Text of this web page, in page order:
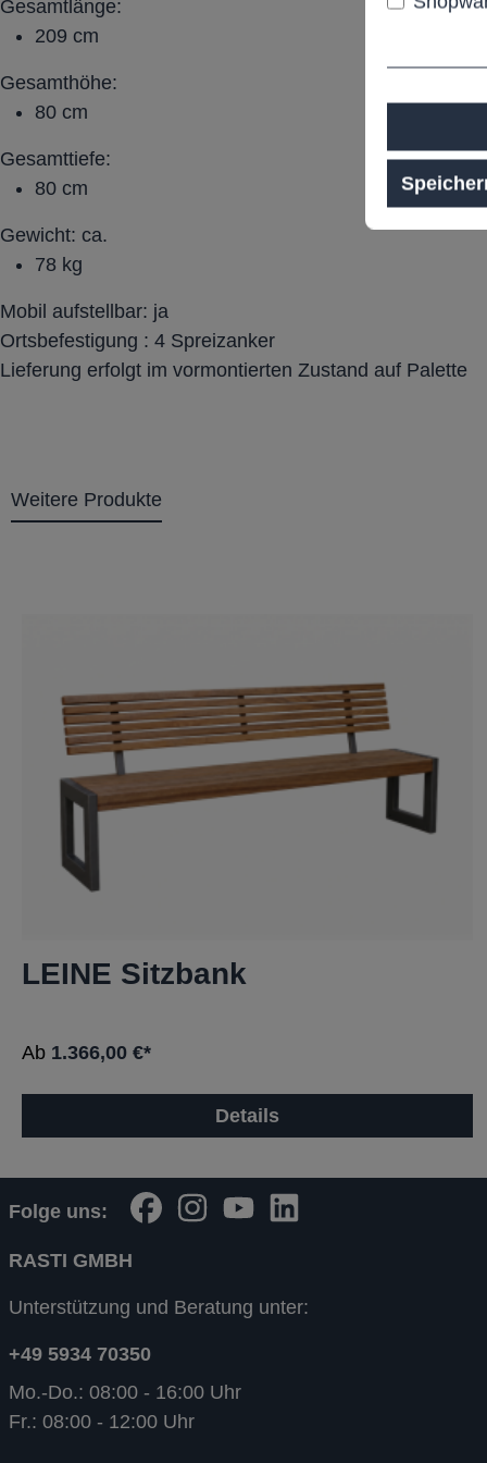
Gesamtlänge:
209 cm
Gesamthöhe:
80 cm
Gesamttiefe:
80 cm
Gewicht: ca.
78 kg
Mobil aufstellbar: ja
Ortsbefestigung : 4 Spreizanker
Lieferung erfolgt im vormontierten Zustand auf Palette
Weitere Produkte
LEINE Sitzbank
Ab 1.366,00 €*
Details
Folge uns:
RASTI GMBH
Unterstützung und Beratung unter:
+49 5934 70350
Mo.-Do.: 08:00 - 16:00 Uhr
Fr.: 08:00 - 12:00 Uhr